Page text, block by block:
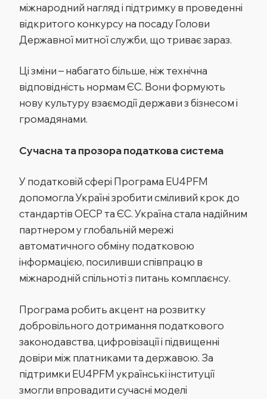
міжнародний нагляд і підтримку в проведенні
відкритого конкурсу на посаду Голови
Державної митної служби, що триває зараз.
Ці зміни – набагато більше, ніж технічна
відповідність нормам ЄС. Вони формують
нову культуру взаємодії держави з бізнесом і
громадянами.
Сучасна та прозора податкова система
У податковій сфері Програма EU4PFM
допомогла Україні зробити сміливий крок до
стандартів ОЕСР та ЄС. Україна стала надійним
партнером у глобальній мережі
автоматичного обміну податковою
інформацією, посиливши співпрацю в
міжнародній спільноті з питань комплаєнсу.
Програма робить акцент на розвитку
добровільного дотримання податкового
законодавства, цифровізації і підвищенні
довіри між платниками та державою. За
підтримки EU4PFM українські інституції
змогли впровадити сучасні моделі